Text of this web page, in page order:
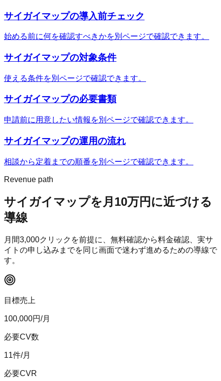
サイガイマップの導入前チェック
始める前に何を確認すべきかを別ページで確認できます。
サイガイマップの対象条件
使える条件を別ページで確認できます。
サイガイマップの必要書類
申請前に用意したい情報を別ページで確認できます。
サイガイマップの運用の流れ
相談から定着までの順番を別ページで確認できます。
Revenue path
サイガイマップを月10万円に近づける
導線
月間3,000クリックを前提に、無料確認から料金確認、実サ
イトの申し込みまでを同じ画面で迷わず進めるための導線で
す。
目標売上
100,000円/月
必要CV数
11件/月
必要CVR